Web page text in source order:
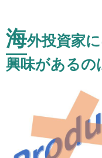
海外投資家
興味がある